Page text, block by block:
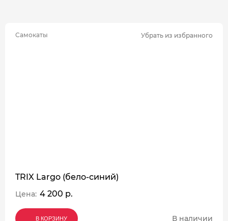
Самокаты Убрать из избранного
TRIX Largo (бело-синий)
Цена: 4 200 р.
В КОРЗИНУ
В КОРЗИНУ
В КОРЗИНУ В наличии